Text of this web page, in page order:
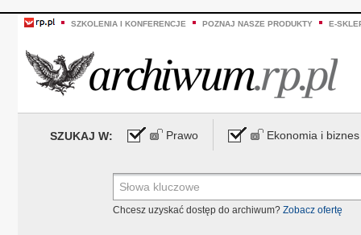
SZKOLENIA I KONFERENCJE POZNAJ NASZE PRODUKTY E-
SZUKAJ W: Prawo Ekonomia i biznes
Chcesz uzyskać dostęp do archiwum? Zobacz ofertę